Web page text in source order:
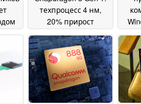
техпроцесс 4 нм,
20% прирост
процессора, 30%
улучшение
энергоэффективности
01 December 2021